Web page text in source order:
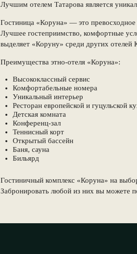
Лучшим отелем Татарова является
Гостиница «Коруна» — это
Лучшее гостеприимство, комфортные
выделяет «Коруну» среди других отелей
Преимущества этно-отеля «Коруна»:
Высококлассный сервис
Комфортабельные номера
Уникальный интерьер
Ресторан европейской и гуцульской
Детская комната
Конференц-зал
Теннисный корт
Открытый бассейн
Баня, сауна
Бильярд
Гостиничный комплекс «Коруна» на
Забронировать любой из них вы можете